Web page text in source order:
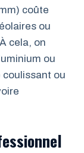
coûte
ou
cela, on
ou
coulissant ou